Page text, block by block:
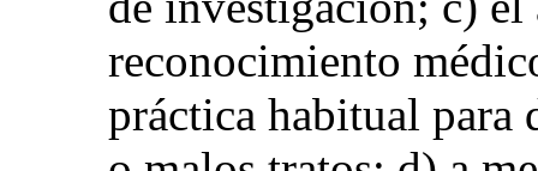
reconocimiento
práctica habitual para